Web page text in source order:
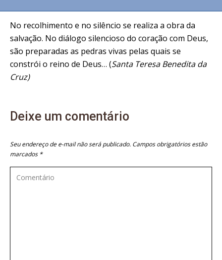
No recolhimento e no silêncio se realiza a obra da
salvação. No diálogo silencioso do coração com Deus,
são preparadas as pedras vivas pelas quais se
constrói o reino de Deus… (Santa Teresa Benedita da
Cruz)
Deixe um comentário
Seu endereço de e-mail não será publicado. Campos obrigatórios estão
marcados *
Comentário